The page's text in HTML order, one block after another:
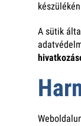
A sütik